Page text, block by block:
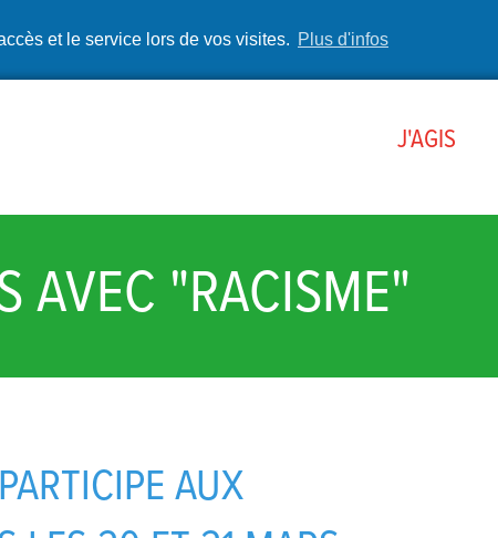
et le service lors de vos visites. Plus d'infos
J'AGIS
AVEC "RACISME"
AUX